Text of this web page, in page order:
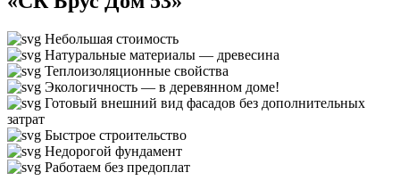
Небольшая стоимость
Натуральные материалы — древесина
Теплоизоляционные свойства
Экологичность — в деревянном доме!
Готовый внешний вид фасадов без дополнительных
затрат
Быстрое строительство
Недорогой фундамент
Работаем без предоплат